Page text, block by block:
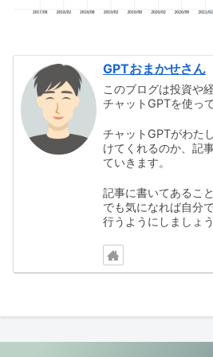
GPTおまかせさん
このブログは投資や
チャットGPTを使っ
チャットGPTがわた
けてくれるのか、記
ていきます。
記事に書いてあるこ
でも気になれば自分
行うようにしましょう